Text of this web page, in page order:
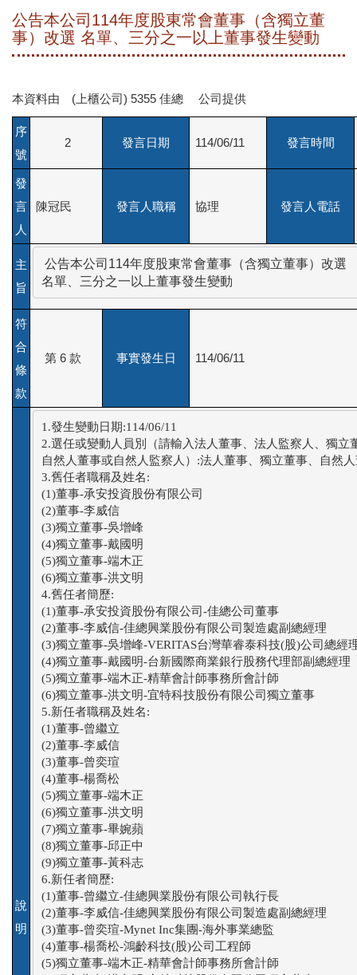
公告本公司114年度股東常會董事（含獨立董
事）改選 名單、三分之一以上董事發生變動
本資料由 (上櫃公司) 5355 佳總 公司提供
序
號
2 發言日期 114/06/11 發言時間
發
言
人
陳冠民 發言人職稱 協理 發言人電話
主
旨
公告本公司114年度股東常會董事（含獨立董事）改選
名單、三分之一以上董事發生變動
符
合
條
款
第 6 款 事實發生日 114/06/11
說
明
1.發生變動日期:114/06/11
2.選任或變動人員別（請輸入法人董事、法人監察人、獨立
自然人董事或自然人監察人）:法人董事、獨立董事、自然
3.舊任者職稱及姓名:
(1)董事-承安投資股份有限公司
(2)董事-李威信
(3)獨立董事-吳增峰
(4)獨立董事-戴國明
(5)獨立董事-端木正
(6)獨立董事-洪文明
4.舊任者簡歷:
(1)董事-承安投資股份有限公司-佳總公司董事
(2)董事-李威信-佳總興業股份有限公司製造處副總經理
(3)獨立董事-吳增峰-VERITAS台灣華睿泰科技(股)公司總經
(4)獨立董事-戴國明-台新國際商業銀行股務代理部副總經理
(5)獨立董事-端木正-精華會計師事務所會計師
(6)獨立董事-洪文明-宜特科技股份有限公司獨立董事
5.新任者職稱及姓名:
(1)董事-曾繼立
(2)董事-李威信
(3)董事-曾奕瑄
(4)董事-楊喬松
(5)獨立董事-端木正
(6)獨立董事-洪文明
(7)獨立董事-畢婉蘋
(8)獨立董事-邱正中
(9)獨立董事-黃科志
6.新任者簡歷:
(1)董事-曾繼立-佳總興業股份有限公司執行長
(2)董事-李威信-佳總興業股份有限公司製造處副總經理
(3)董事-曾奕瑄-Mynet Inc集團-海外事業總監
(4)董事-楊喬松-鴻齡科技(股)公司工程師
(5)獨立董事-端木正-精華會計師事務所會計師